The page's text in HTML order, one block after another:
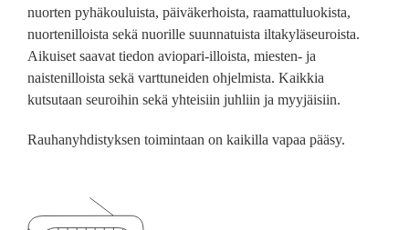
nuorten pyhäkouluista, päiväkerhoista, raamattuluokista,
nuortenilloista sekä nuorille suunnatuista iltakyläseuroista.
Aikuiset saavat tiedon aviopari-illoista, miesten- ja
naistenilloista sekä varttuneiden ohjelmista. Kaikkia
kutsutaan seuroihin sekä yhteisiin juhliin ja myyjäisiin.
Rauhanyhdistyksen toimintaan on kaikilla vapaa pääsy.